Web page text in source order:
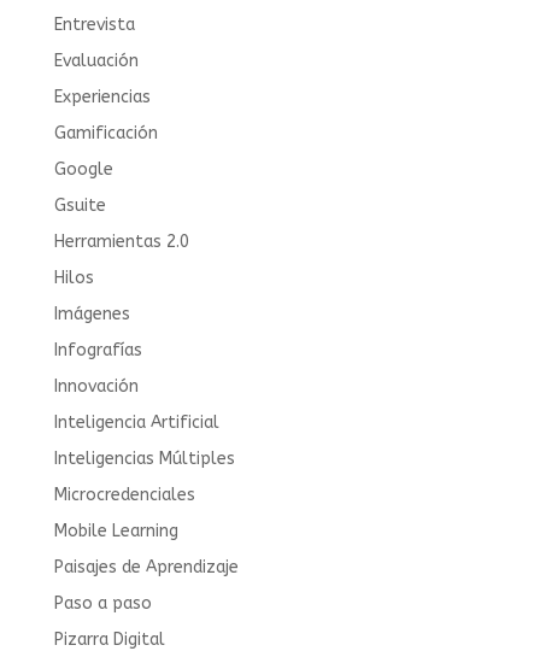
Entrevista
Evaluación
Experiencias
Gamificación
Google
Gsuite
Herramientas 2.0
Hilos
Imágenes
Infografías
Innovación
Inteligencia Artificial
Inteligencias Múltiples
Microcredenciales
Mobile Learning
Paisajes de Aprendizaje
Paso a paso
Pizarra Digital